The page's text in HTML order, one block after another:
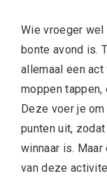
Wie vroeger
bonte avond is.
allemaal een
moppen tappen,
Deze voer je
punten uit,
winnaar is.
van deze